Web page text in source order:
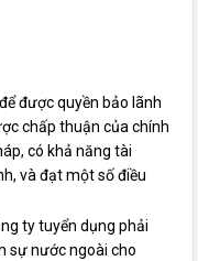
được quyền bảo lãnh
chấp thuận của chính
có khả năng tài
và đạt một số điều
ty tuyển dụng phải
sự nước ngoài cho